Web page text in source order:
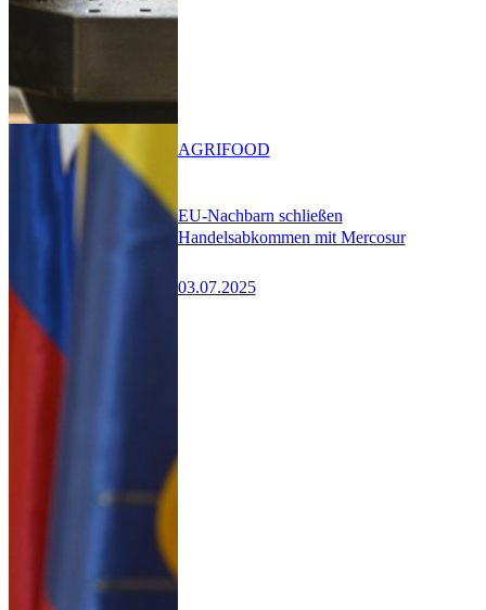
EU-Nachbarn schließen
Handelsabkommen mit Mercosur
03.07.2025
AGRIFOOD